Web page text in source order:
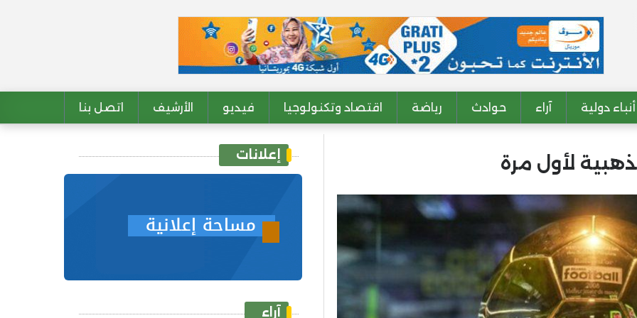
أنباء دولية آراء حوادث رياضة اقتصاد وتكنولوجيا فيديو الأرشيف اتصل بنا
لأول مرة إعلانات
آراء